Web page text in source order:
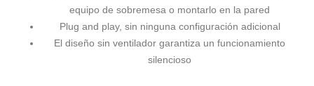
equipo de sobremesa o montarlo en la pared
Plug and play, sin ninguna configuración adicional
El diseño sin ventilador garantiza un funcionamiento
silencioso